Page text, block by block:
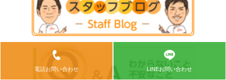
電話お問い合わせ LINEお問い合わせ